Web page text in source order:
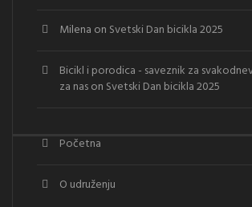
Milena on Svetski Dan bicikla 2025
Bicikl i porodica - saveznik za
za nason Svetski Dan bicikla 2025
Početna
O udruženju